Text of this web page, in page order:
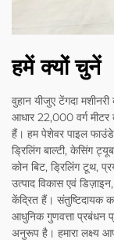
हमें क्यों चुनें
वुहान यीजुए टेंगदा
आधार 22,000 वर्ग
हैं। हम पेशेवर पाइल
ड्रिलिंग बाल्टी, केसिंग
कोन बिट, ड्रिलिंग टूथ,
उत्पाद विकास एवं
केंद्रित हैं। संतुष्टिदायक
आधुनिक गुणवत्ता प्रबंधन
अनुरूप है। हमारा लक्ष्य